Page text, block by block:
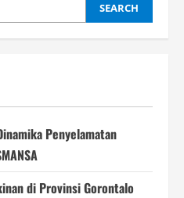
SEARCH
Penyelamatan
di Provinsi Gorontalo